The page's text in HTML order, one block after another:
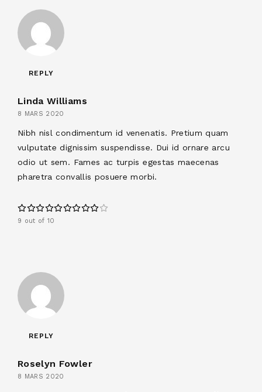
REPLY
Linda Williams
8 MARS 2020
Nibh nisl condimentum id venenatis. Pretium quam
vulputate dignissim suspendisse. Dui id ornare arcu
odio ut sem. Fames ac turpis egestas maecenas
pharetra convallis posuere morbi.
9 out of 10
REPLY
Roselyn Fowler
8 MARS 2020